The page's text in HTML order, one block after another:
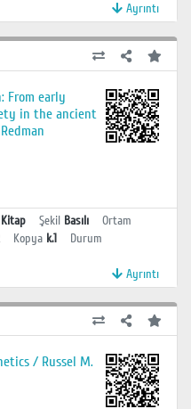
Ayrıntı
From early
in the ancient
Kitap Şekil Basılı
Ortam
Kopya k.1
Durum
Ayrıntı
/ Russel M.